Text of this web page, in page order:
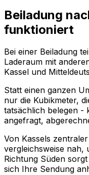
Beiladung
funktioniert
Bei einer Beiladung
Laderaum mit
Kassel und
Statt einen ganzen
nur die Kubikmeter,
tatsächlich belegen -
angefragt,
Von Kassels
vergleichsweise nah,
Richtung Süden
sich Ihre Sendung